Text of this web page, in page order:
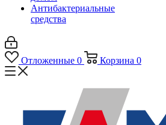
Антибактериальные
средства
Отложенные 0 Корзина 0